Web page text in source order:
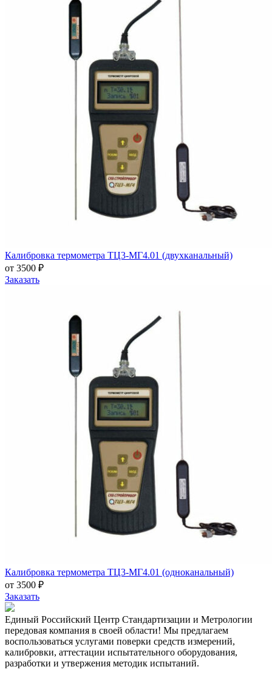
Калибровка термометра ТЦ3-МГ4.01 (двухканальный)
от 3500 ₽
Заказать
Калибровка термометра ТЦ3-МГ4.01 (одноканальный)
от 3500 ₽
Заказать
Единый Российский Центр Стандартизации и Метрологии
передовая компания в своей области! Мы предлагаем
воспользоваться услугами поверки средств измерений,
калибровки, аттестации испытательного оборудования,
разработки и утвержения методик испытаний.